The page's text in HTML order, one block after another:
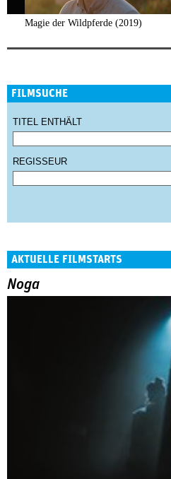
Magie der Wildpferde (2019)
FILMSUCHE
TITEL ENTHÄLT
REGISSEUR
AKTUELLE FILMSTARTS
Noga